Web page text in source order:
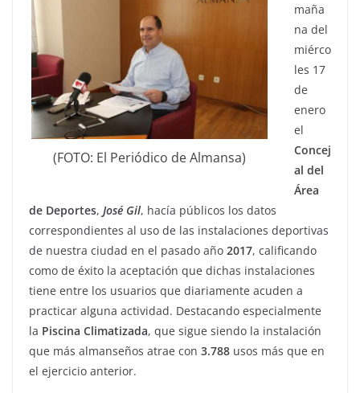
(FOTO: El Periódico de Almansa)
maña
na del
miérco
les 17
de
enero
el
Concej
al del
Área
de Deportes, José Gil, hacía públicos los datos
correspondientes al uso de las instalaciones deportivas
de nuestra ciudad en el pasado año 2017, calificando
como de éxito la aceptación que dichas instalaciones
tiene entre los usuarios que diariamente acuden a
practicar alguna actividad. Destacando especialmente
la Piscina Climatizada, que sigue siendo la instalación
que más almanseños atrae con 3.788 usos más que en
el ejercicio anterior.